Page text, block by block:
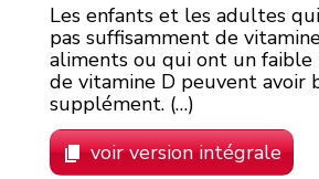
Les enfants et les adultes
pas suffisamment de
aliments ou qui ont un faible
de vitamine D peuvent avoir
supplément. (…)
voir version intégrale